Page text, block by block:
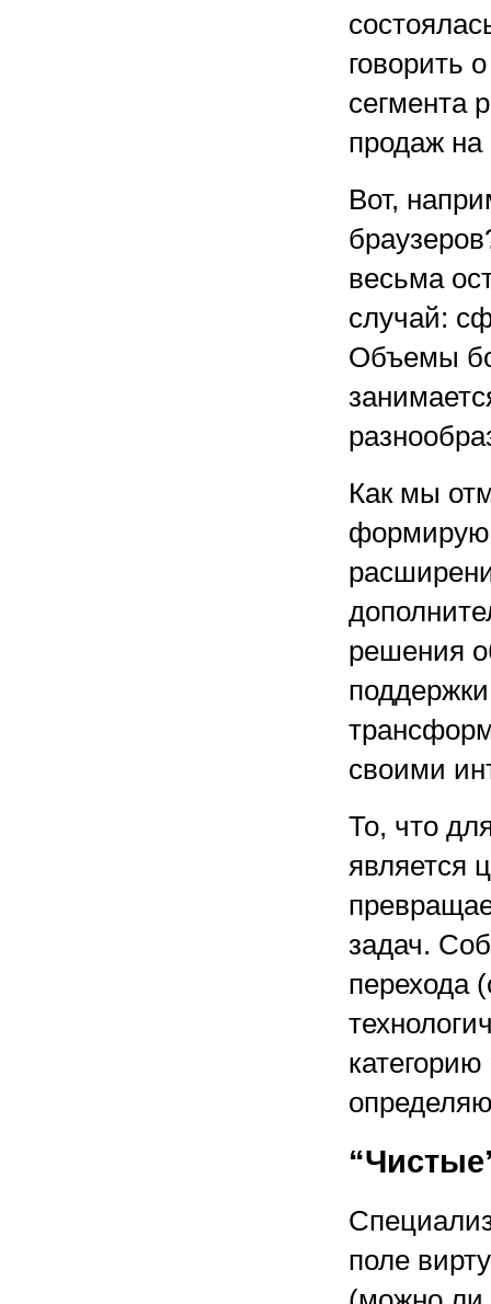
говорить
сегмента
продаж
Вот,
весьма
случай:
Объемы
Как мы
решения
своими
То, что
является
задач.
перехода
категорию
поле